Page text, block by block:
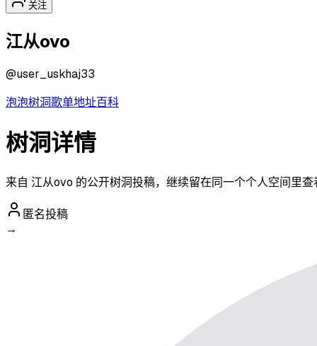
关注
江从ovo
@user_uskhaj33
泡泡树洞歌单地址百科
树洞详情
来自 江从ovo 的公开树洞投稿，继续留在同一个个人空间里
匿名投稿
→